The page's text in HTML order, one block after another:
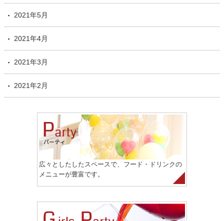
2021年5月
2021年4月
2021年3月
2021年2月
広々としたしたスペースで、フード・ドリンクの
メニューが豊富です。